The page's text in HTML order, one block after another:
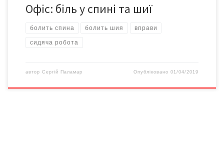
Офіс: біль у спині та шиї
болить спина болить шия вправи
сидяча робота
автор Сергій Паламар Опубліковано01/04/2019